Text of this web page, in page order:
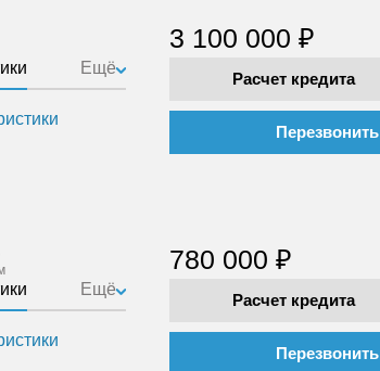
Ещё
3 100 000 ₽
Расчет кредита
Перезвонить
Ещё
780 000 ₽
Расчет кредита
Перезвонить